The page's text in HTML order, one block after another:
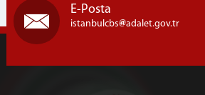
E-Posta
istanbulcbs adalet.gov.tr